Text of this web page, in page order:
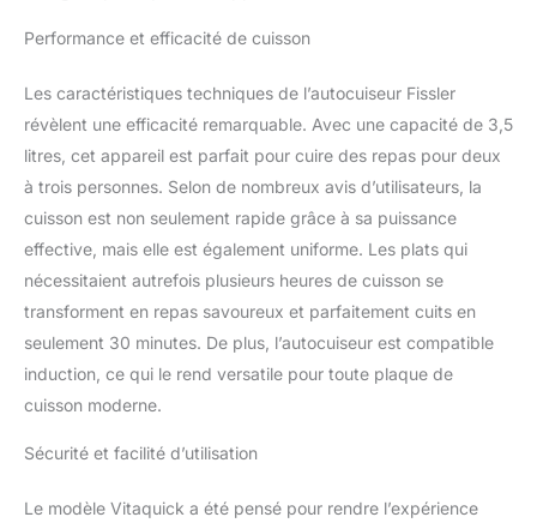
Performance et efficacité de cuisson
Les caractéristiques techniques de l’autocuiseur Fissler
révèlent une efficacité remarquable. Avec une capacité de 3,5
litres, cet appareil est parfait pour cuire des repas pour deux
à trois personnes. Selon de nombreux avis d’utilisateurs, la
cuisson est non seulement rapide grâce à sa puissance
effective, mais elle est également uniforme. Les plats qui
nécessitaient autrefois plusieurs heures de cuisson se
transforment en repas savoureux et parfaitement cuits en
seulement 30 minutes. De plus, l’autocuiseur est compatible
induction, ce qui le rend versatile pour toute plaque de
cuisson moderne.
Sécurité et facilité d’utilisation
Le modèle Vitaquick a été pensé pour rendre l’expérience